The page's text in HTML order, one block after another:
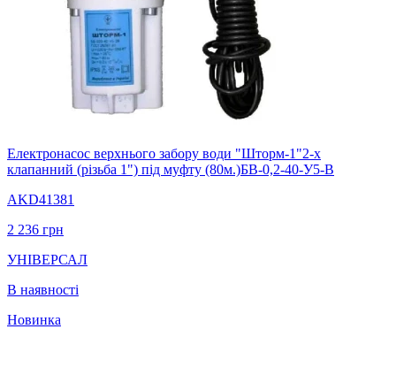
Електронасос верхнього забору води "Шторм-1"2-х
клапанний (різьба 1") під муфту (80м.)БВ-0,2-40-У5-В
AKD41381
2 236 грн
УНІВЕРСАЛ
В наявності
Новинка